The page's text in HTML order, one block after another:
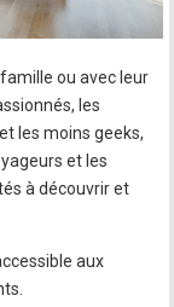
ou avec leur
les
les moins geeks,
et les
à découvrir et
aux